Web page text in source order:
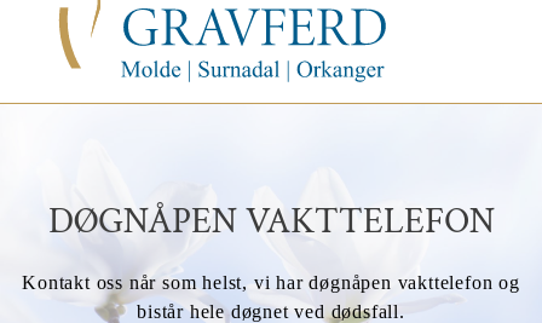
DØGNÅPEN VAKTTELEFON
Kontakt oss når som helst, vi har døgnåpen vakttelefon og
bistår hele døgnet ved dødsfall.